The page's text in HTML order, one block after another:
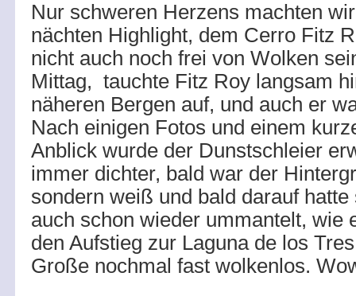
Nur schweren Herzens machten
nächten Highlight, dem Cerro Fitz
nicht auch noch frei von Wolken
Mittag, tauchte Fitz Roy langsam
näheren Bergen auf, und auch er
Nach einigen Fotos und einem
Anblick wurde der Dunstschleier
immer dichter, bald war der
sondern weiß und bald darauf
auch schon wieder ummantelt, wie
den Aufstieg zur Laguna de los
Große nochmal fast wolkenlos.